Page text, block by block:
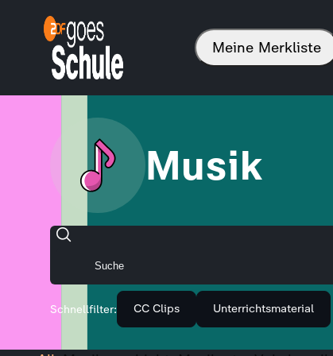
Meine Merkliste
Musik
Schnellfilter: CC Clips Unterrichtsmaterial